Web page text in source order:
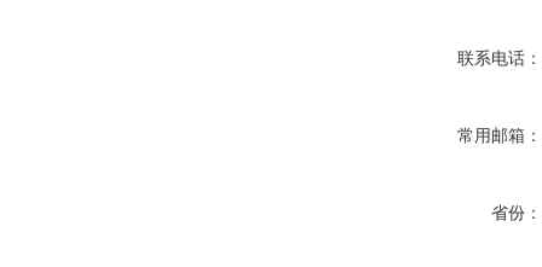
联系电话：
常用邮箱：
省份：